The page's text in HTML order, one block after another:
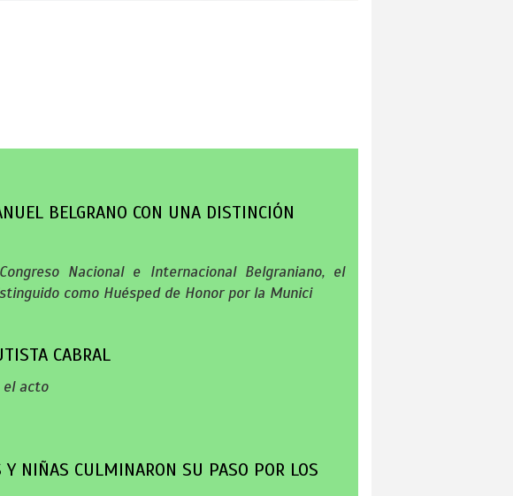
BELGRANO CON UNA DISTINCIÓN
Nacional e Internacional Belgraniano, el
como Huésped de Honor por la Munici
CABRAL
el acto
NIÑAS CULMINARON SU PASO POR LOS